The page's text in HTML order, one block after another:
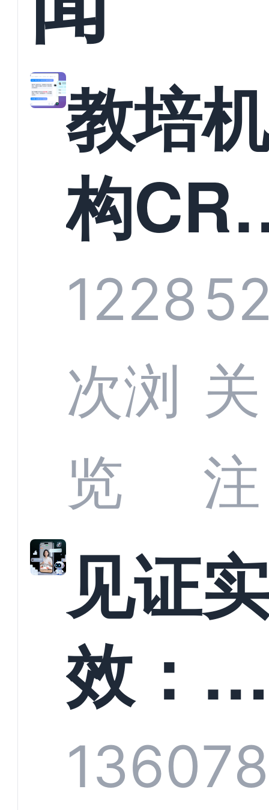
教培机
构
系统头
部供应
商深度
解析：
螳螂科
技何以
1228
次浏
览
关
注
见证实
效：螳
螂科技
1360